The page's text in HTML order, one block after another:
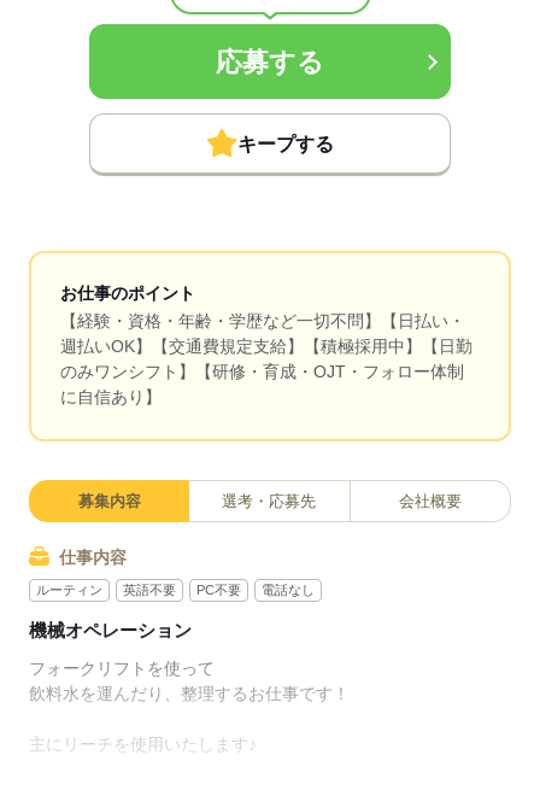
応募する
キープする
お仕事のポイント
【経験・資格・年齢・学歴など一切不問】【日払い・
週払いOK】【交通費規定支給】【積極採用中】【日勤
のみワンシフト】【研修・育成・OJT・フォロー体制
に自信あり】
募集内容 選考・応募先 会社概要
仕事内容
ルーティン 英語不要 PC不要 電話なし
機械オペレーション
フォークリフトを使って
飲料水を運んだり、整理するお仕事です！
主にリーチを使用いたします♪